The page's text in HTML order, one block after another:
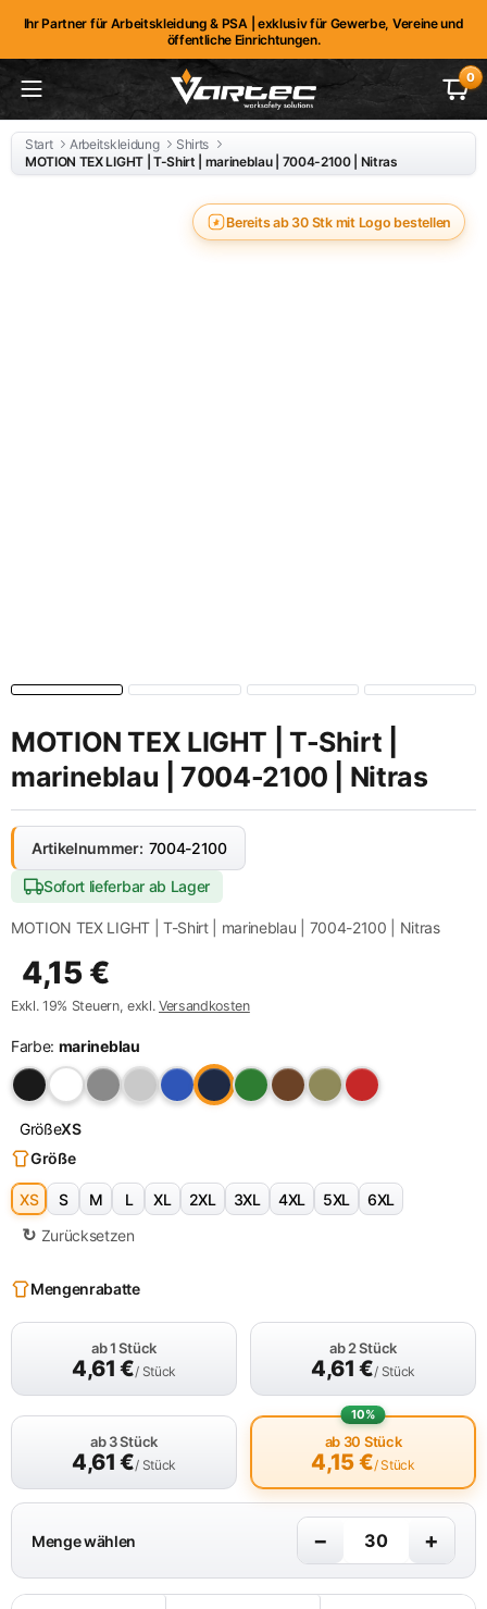
Ihr Partner für Arbeitskleidung & PSA | exklusiv für Gewerbe, Vereine und
öffentliche Einrichtungen.
0
Start Arbeitskleidung
Shirts
MOTION TEX LIGHT | T-Shirt | marineblau | 7004-2100 | Nitras
Bereits ab 30 Stk mit Logo bestellen
MOTION TEX LIGHT | T-Shirt |
marineblau | 7004-2100 | Nitras
Artikelnummer: 7004-2100
Sofort lieferbar ab Lager
MOTION TEX LIGHT | T-Shirt | marineblau | 7004-2100 | Nitras
4,15 €
Exkl. 19% Steuern, exkl. Versandkosten
Farbe: marineblau
GrößeXS
Größe
XS S M L XL 2XL 3XL 4XL 5XL
6XL
Zurücksetzen
Mengenrabatte
ab 1 Stück
4,61€/ Stück
ab 2 Stück
4,61€/ Stück
ab 3 Stück
4,61€/ Stück
ab 30 Stück
4,15€/ Stück
10%
Menge wählen − +